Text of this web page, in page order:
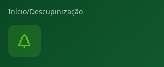
Início/Descupinização